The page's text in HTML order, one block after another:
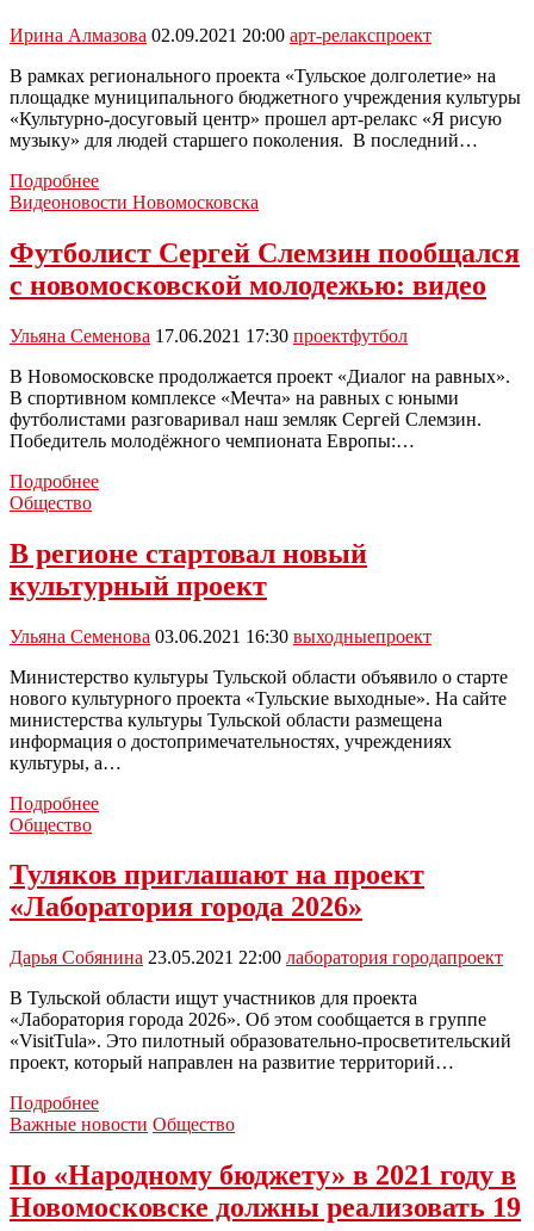
был
Президентом»
Ирина Алмазова 02.09.2021 20:00 арт-релакспроект
В рамках регионального проекта «Тульское долголетие» на
площадке муниципального бюджетного учреждения культуры
«Культурно-досуговый центр» прошел арт-релакс «Я рисую
музыку» для людей старшего поколения. В последний…
ПодробнееДля
пожилых
провели
Арт-
релакс
рисую
музыку»
Видеоновости Новомосковска
Футболист Сергей Слемзин пообщался
с новомосковской молодежью: видео
Ульяна Семенова 17.06.2021 17:30 проектфутбол
В Новомосковске продолжается проект «Диалог на равных».
В спортивном комплексе «Мечта» на равных с юными
футболистами разговаривал наш земляк Сергей Слемзин.
Победитель молодёжного чемпионата Европы:…
ПодробнееФутболист
с
новомосковской
видео
Общество
В регионе стартовал новый
культурный проект
Ульяна Семенова 03.06.2021 16:30 выходныепроект
Министерство культуры Тульской области объявило о старте
нового культурного проекта «Тульские выходные». На сайте
министерства культуры Тульской области размещена
информация о достопримечательностях, учреждениях
культуры, а…
ПодробнееВ
новый
культурный
проект
Общество
Туляков приглашают на проект
«Лаборатория города 2026»
Дарья Собянина 23.05.2021 22:00 лаборатория городапроект
В Тульской области ищут участников для проекта
«Лаборатория города 2026». Об этом сообщается в группе
«VisitTula». Это пилотный образовательно-просветительский
проект, который направлен на развитие территорий…
ПодробнееТуляков
приглашают
«Лаборатория
города
Важные новости Общество
По «Народному бюджету» в 2021 году в
Новомосковске должны реализовать 19